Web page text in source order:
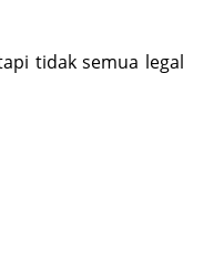
tidak semua legal